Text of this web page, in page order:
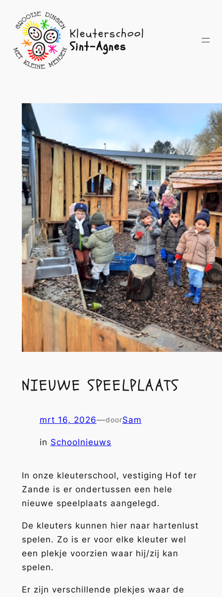
Spring
naar
inhoud
Kleuterschool
Sint-Agnes
NIEUWE SPEELPLAATS
mrt 16, 2026—doorSam
in Schoolnieuws
In onze kleuterschool, vestiging Hof ter
Zande is er ondertussen een hele
nieuwe speelplaats aangelegd.
De kleuters kunnen hier naar hartenlust
spelen. Zo is er voor elke kleuter wel
een plekje voorzien waar hij/zij kan
spelen.
Er zijn verschillende plekjes waar de